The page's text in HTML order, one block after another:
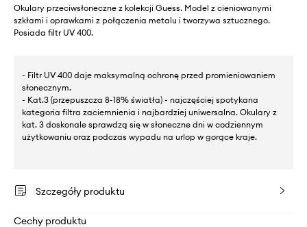
Okulary przeciwsłoneczne z kolekcji Guess. Model z cieniowanymi
szkłami i oprawkami z połączenia metalu i tworzywa sztucznego.
Posiada filtr UV 400.
- Filtr UV 400 daje maksymalną ochronę przed promieniowaniem
słonecznym.
- Kat.3 (przepuszcza 8-18% światła) - najczęściej spotykana
kategoria filtra zaciemnienia i najbardziej uniwersalna. Okulary z
kat. 3 doskonale sprawdzą się w słoneczne dni w codziennym
użytkowaniu oraz podczas wypadu na urlop w gorące kraje.
Szczegóły produktu
Cechy produktu